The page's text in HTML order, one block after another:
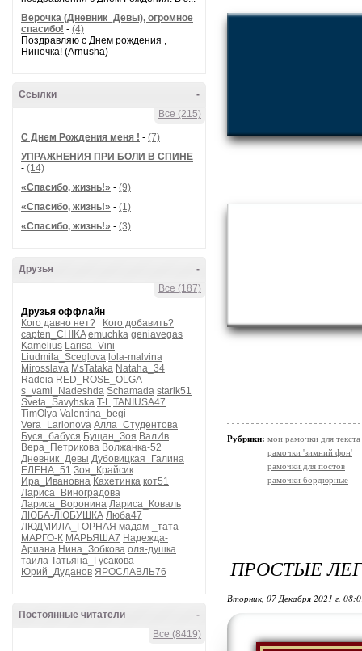
Верочка (Дневник_Девы), огромное
спасибо! - (4)
Поздравляю с Днем рождения ,
Ниночка! (Arnusha)
-
Ссылки
Все (215)
С Днем Рождения меня ! - (7)
УПРАЖНЕНИЯ ПРИ БОЛИ В СПИНЕ
- (14)
«Спасибо, жизнь!» - (9)
«Спасибо, жизнь!» - (1)
«Спасибо, жизнь!» - (3)
-
Друзья
Все (187)
Друзья оффлайн
Кого давно нет?
Кого добавить?
capten_CHIKA emuchka geniavegas
Kamelius Larisa_Vini
Liudmila_Sceglova lola-malvina
Mirosslava MsTataka Nataha_34
Radeia RED_ROSE_OLGA
s_vami_Nadeshda Schamada starik51
Sveta_Savyhska T-L TANIUSA47
TimOlya Valentina_begi
Vera_Larionova Алла_Студентова
Буся_бабуся Бущан_Зоя ВалИв
Вера_Петрикова Волжанка-52
Дневник_Девы Дубовицкая_Галина
ЕЛЕНА_51 Зоя_Крайсик
Ира_Ивановна Кахетинка кот51
Лариса_Виноградова
Лариса_Воронина Лариса_Коваль
ЛЮБА-ЛЮБУШКА Люба47
ЛЮДМИЛА_ГОРНАЯ мадам-_тата
МАРГО-К МАРЬЯША7 Надежда-
Ариана Нина_Зобкова оля-душка
таила Татьяна_Гусакова
Юрий_Дуданов ЯРОСЛАВЛЬ76
-
Постоянные читатели
Все (8419)
Рубрики: мои рамочки для текста
рамочки 'зимний фон'
рамочки для постов
рамочки бордюрные
ПРОСТЫЕ
Вторник, 07 Декабря 2021 г.